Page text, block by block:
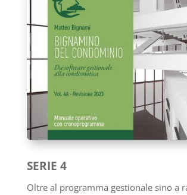
SERIE 4
Oltre al programma gestionale sino a